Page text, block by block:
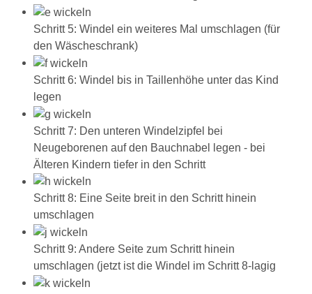
Schritt 5: Windel ein weiteres Mal umschlagen (für
den Wäscheschrank)
Schritt 6: Windel bis in Taillenhöhe unter das Kind
legen
Schritt 7: Den unteren Windelzipfel bei
Neugeborenen auf den Bauchnabel legen - bei
Älteren Kindern tiefer in den Schritt
Schritt 8: Eine Seite breit in den Schritt hinein
umschlagen
Schritt 9: Andere Seite zum Schritt hinein
umschlagen (jetzt ist die Windel im Schritt 8-lagig